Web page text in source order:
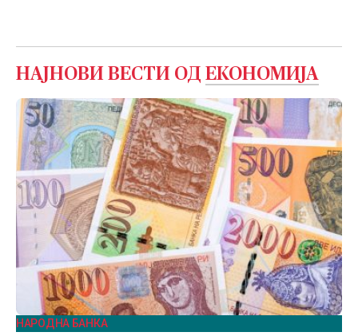
НАЈНОВИ ВЕСТИ ОД ЕКОНОМИЈА
НАРОДНА БАНКА